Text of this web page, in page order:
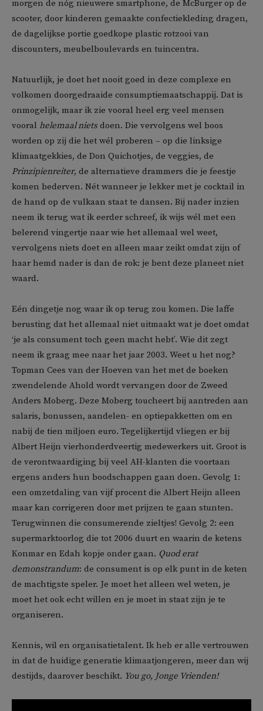
morgen de nóg nieuwere smartphone, de McBurger op de
scooter, door kinderen gemaakte confectiekleding dragen,
de dagelijkse portie goedkope plastic rotzooi van
discounters, meubelboulevards en tuincentra.
Natuurlijk, je doet het nooit goed in deze complexe en
volkomen doorgedraaide consumptiemaatschappij. Dat is
onmogelijk, maar ik zie vooral heel erg veel mensen
vooral helemaal niets doen. Die vervolgens wel boos
worden op zij die het wél proberen – op die linksige
klimaatgekkies, de Don Quichotjes, de veggies, de
Prinzipienreiter, de alternatieve drammers die je feestje
komen bederven. Nét wanneer je lekker met je cocktail in
de hand op de vulkaan staat te dansen. Bij nader inzien
neem ik terug wat ik eerder schreef, ik wijs wél met een
belerend vingertje naar wie het allemaal wel weet,
vervolgens niets doet en alleen maar zeikt omdat zijn of
haar hemd nader is dan de rok: je bent deze planeet niet
waard.
Eén dingetje nog waar ik op terug zou komen. Die laffe
berusting dat het allemaal niet uitmaakt wat je doet omdat
‘je als consument toch geen macht hebt’. Wie dit zegt
neem ik graag mee naar het jaar 2003. Weet u het nog?
Topman Cees van der Hoeven van het met de boeken
zwendelende Ahold wordt vervangen door de Zweed
Anders Moberg. Deze Moberg toucheert bij aantreden aan
salaris, bonussen, aandelen- en optiepakketten om en
nabij de tien miljoen euro. Tegelijkertijd vliegen er bij
Albert Heijn vierhonderdveertig medewerkers uit. Groot is
de verontwaardiging bij veel AH-klanten die voortaan
ergens anders hun boodschappen gaan doen. Gevolg 1:
een omzetdaling van vijf procent die Albert Heijn alleen
maar kan corrigeren door met prijzen te gaan stunten.
Terugwinnen die consumerende zieltjes! Gevolg 2: een
supermarktoorlog die tot 2006 duurt en waarin de ketens
Konmar en Edah kopje onder gaan. Quod erat
demonstrandum: de consument is op elk punt in de keten
de machtigste speler. Je moet het alleen wel weten, je
moet het ook echt willen en je moet in staat zijn je te
organiseren.
Kennis, wil en organisatietalent. Ik heb er alle vertrouwen
in dat de huidige generatie klimaatjongeren, meer dan wij
destijds, daarover beschikt. You go, Jonge Vrienden!